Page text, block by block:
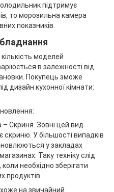
підтримує
то морозильна камера
показників.
моделей
в залежності від
Покупець зможе
дизайн кухонної кімнати:
– Скриня. Зовні цей вид
У більшості випадків
у закладах
Таку техніку слід
необхідно зберігати
продуктів.
на звичайний